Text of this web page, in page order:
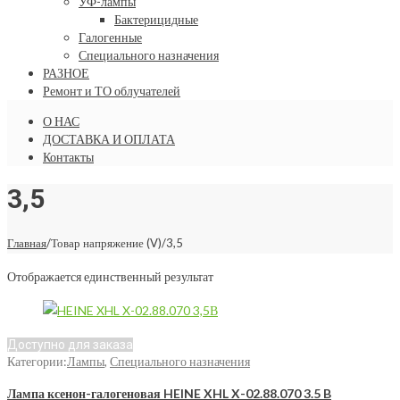
Бактерицидные
Галогенные
Специального назначения
РАЗНОЕ
Ремонт и ТО облучателей
О НАС
ДОСТАВКА И ОПЛАТА
Контакты
3,5
Главная/Товар напряжение (V)/3,5
Отображается единственный результат
Доступно для заказа
Категории:Лампы, Специального назначения
Лампа ксенон-галогеновая HEINE XHL X-02.88.070 3.5 B